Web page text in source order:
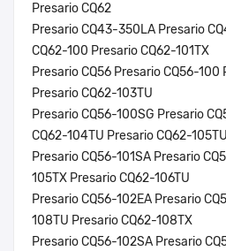
Presario CQ62
Presario CQ43-350LA Presario
CQ62-100 Presario CQ62-101TX
Presario CQ56 Presario CQ56-100
Presario CQ62-103TU
Presario CQ56-100SG Presario
CQ62-104TU Presario CQ62-105TU
Presario CQ56-101SA Presario
105TX Presario CQ62-106TU
Presario CQ56-102EA Presario
108TU Presario CQ62-108TX
Presario CQ56-102SA Presario